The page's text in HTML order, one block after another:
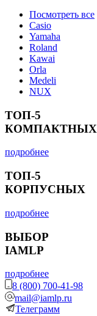
Посмотреть все
Casio
Yamaha
Roland
Kawai
Orla
Medeli
NUX
ТОП-5
КОМПАКТНЫХ
подробнее
ТОП-5
КОРПУСНЫХ
подробнее
ВЫБОР
IAMLP
подробнее
8 (800) 700-41-98
mail@iamlp.ru
Телеграмм